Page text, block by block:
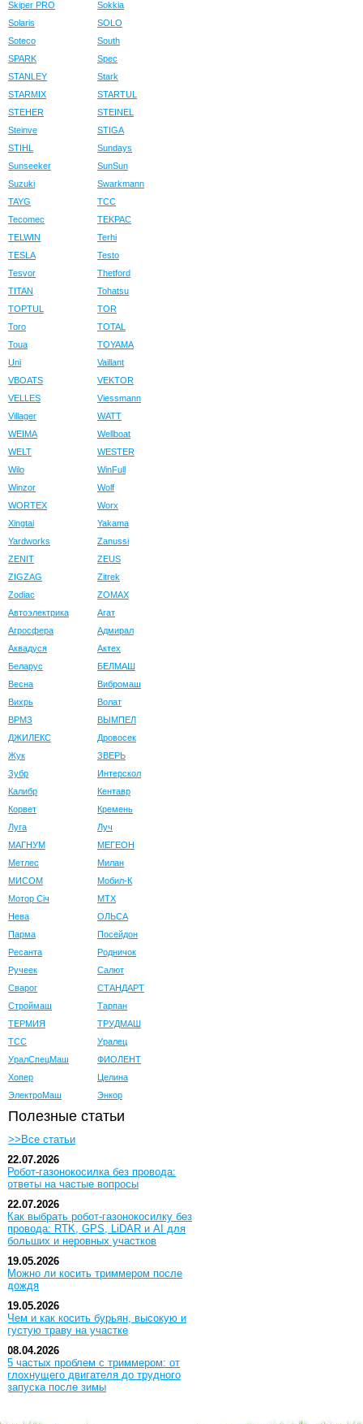
Skiper PRO
Sokkia
Solaris
SOLO
Soteco
South
SPARK
Spec
STANLEY
Stark
STARMIX
STARTUL
STEHER
STEINEL
Steinve
STIGA
STIHL
Sundays
Sunseeker
SunSun
Suzuki
Swarkmann
TAYG
TCC
Tecomec
TEKPAC
TELWIN
Terhi
TESLA
Testo
Tesvor
Thetford
TITAN
Tohatsu
TOPTUL
TOR
Toro
TOTAL
Toua
TOYAMA
Uni
Vaillant
VBOATS
VEKTOR
VELLES
Viessmann
Villager
WATT
WEIMA
Wellboat
WELT
WESTER
Wilo
WinFull
Winzor
Wolf
WORTEX
Worx
Xingtai
Yakama
Yardworks
Zanussi
ZENIT
ZEUS
ZIGZAG
Zitrek
Zodiac
ZOMAX
Автоэлектрика
Агат
Агросфера
Адмирал
Аквадуся
Актех
Беларус
БЕЛМАШ
Весна
Вибромаш
Вихрь
Волат
ВРМЗ
ВЫМПЕЛ
ДЖИЛЕКС
Дровосек
Жук
ЗВЕРЬ
Зубр
Интерскол
Калибр
Кентавр
Корвет
Кремень
Луга
Луч
МАГНУМ
МЕГЕОН
Метлес
Милан
МИСОМ
Мобил-К
Мотор Сiч
МТХ
Нева
ОЛЬСА
Парма
Посейдон
Ресанта
Родничок
Ручеек
Салют
Сварог
СТАНДАРТ
Строймаш
Тарпан
ТЕРМИЯ
ТРУДМАШ
ТСС
Уралец
УралСпецМаш
ФИОЛЕНТ
Хопер
Целина
ЭлектроМаш
Энкор
Полезные статьи
>>Все статьи
22.07.2026
Робот-газонокосилка без провода:
ответы на частые вопросы
22.07.2026
Как выбрать робот-газонокосилку без
провода: RTK, GPS, LiDAR и AI для
больших и неровных участков
19.05.2026
Можно ли косить триммером после
дождя
19.05.2026
Чем и как косить бурьян, высокую и
густую траву на участке
08.04.2026
5 частых проблем с триммером: от
глохнущего двигателя до трудного
запуска после зимы